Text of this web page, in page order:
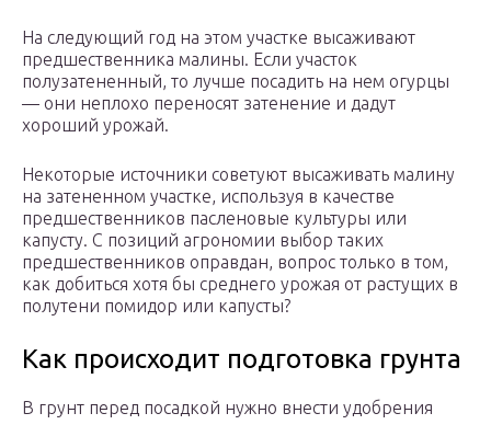
На следующий год на этом участке высаживают
предшественника малины. Если участок
полузатененный, то лучше посадить на нем огурцы
— они неплохо переносят затенение и дадут
хороший урожай.
Некоторые источники советуют высаживать малину
на затененном участке, используя в качестве
предшественников пасленовые культуры или
капусту. С позиций агрономии выбор таких
предшественников оправдан, вопрос только в том,
как добиться хотя бы среднего урожая от растущих в
полутени помидор или капусты?
Как происходит подготовка грунта
В грунт перед посадкой нужно внести удобрения